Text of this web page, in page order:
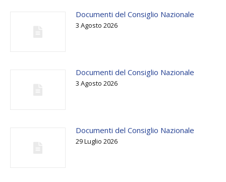
Documenti del Consiglio Nazionale
3 Agosto 2026
Documenti del Consiglio Nazionale
3 Agosto 2026
Documenti del Consiglio Nazionale
29 Luglio 2026